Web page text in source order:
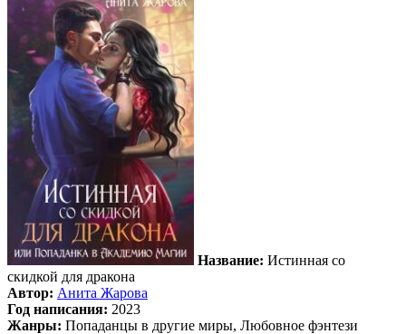
Название: Истинная со
скидкой для дракона
Автор: Анита Жарова
Год написания: 2023
Жанры: Попаданцы в другие миры, Любовное фэнтези